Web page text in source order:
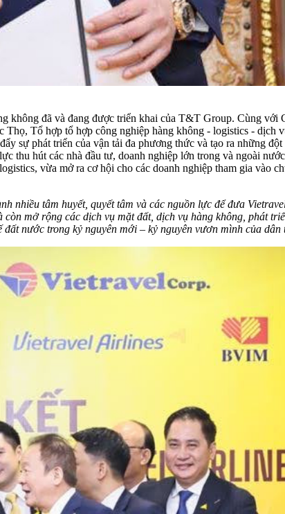
không đã và đang được triển khai của T&T Group. Cùng với
Tổ hợp tổ hợp công nghiệp hàng không - logistics - dịch
sự phát triển của vận tải đa phương thức và tạo ra những
thu hút các nhà đầu tư, doanh nghiệp lớn trong và ngoài
vừa mở ra cơ hội cho các doanh nghiệp tham gia vào
tâm huyết, quyết tâm và các nguồn lực để đưa
mở rộng các dịch vụ mặt đất, dịch vụ hàng không, phát
nước trong kỷ nguyên mới – kỷ nguyên vươn mình của dân